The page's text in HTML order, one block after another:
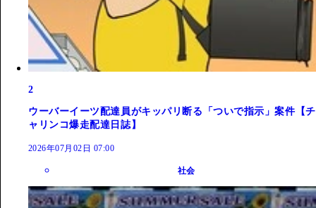
2
ウーバーイーツ配達員がキッパリ断る「ついで指示」案件【チ
ャリンコ爆走配達日誌】
2026年07月02日 07:00
社会